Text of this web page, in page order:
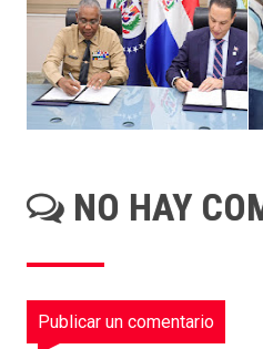
NO HAY
Publicar un comentario